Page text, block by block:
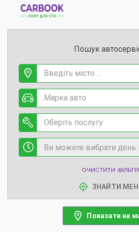
Пошук
Введіть місто ...
Марка авто
Оберіть послугу
ОЧИСТИТИ
ЗНАЙТИ
Показати на